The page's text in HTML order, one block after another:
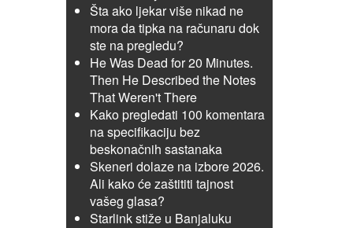
Šta ako ljekar više nikad ne
mora da tipka na računaru dok
ste na pregledu?
He Was Dead for 20 Minutes.
Then He Described the Notes
That Weren't There
Kako pregledati 100 komentara
na specifikaciju bez
beskonačnih sastanaka
Skeneri dolaze na izbore 2026.
Ali kako će zaštititi tajnost
vašeg glasa?
Starlink stiže u Banjaluku